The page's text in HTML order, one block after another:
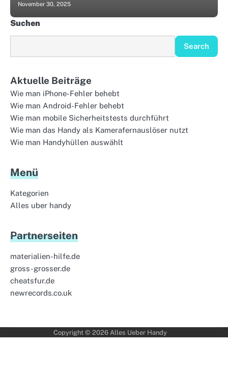
November 30, 2025
Suchen
Search
Aktuelle Beiträge
Wie man iPhone-Fehler behebt
Wie man Android-Fehler behebt
Wie man mobile Sicherheitstests durchführt
Wie man das Handy als Kamerafernauslöser nutzt
Wie man Handyhüllen auswählt
Menü
Kategorien
Alles uber handy
Partnerseiten
materialien-hilfe.de
gross-grosser.de
cheatsfur.de
newrecords.co.uk
Copyright © 2026 Alles Ueber Handy